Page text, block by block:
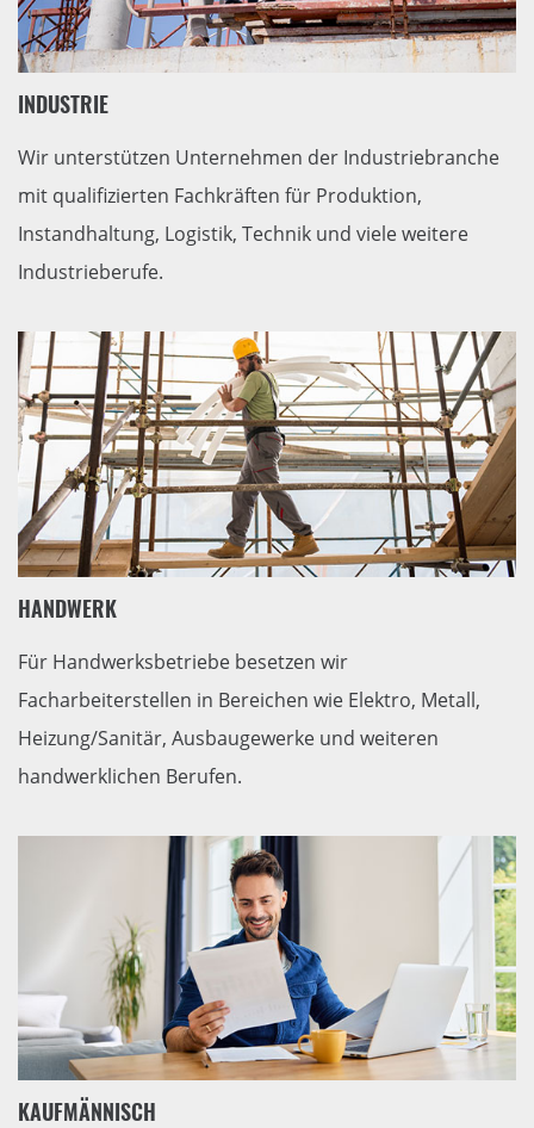
INDUSTRIE
Wir unterstützen Unternehmen der Industriebranche
mit qualifizierten Fachkräften für Produktion,
Instandhaltung, Logistik, Technik und viele weitere
Industrieberufe.
HANDWERK
Für Handwerksbetriebe besetzen wir
Facharbeiterstellen in Bereichen wie Elektro, Metall,
Heizung/Sanitär, Ausbaugewerke und weiteren
handwerklichen Berufen.
KAUFMÄNNISCH